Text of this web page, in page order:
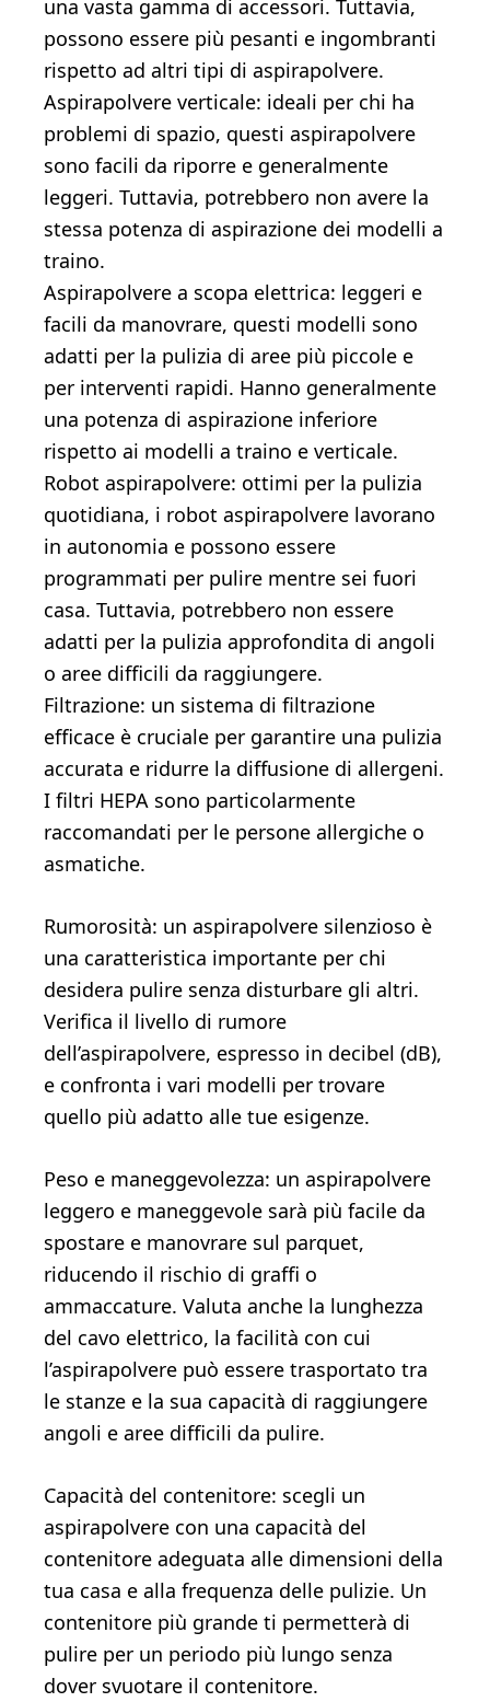
una vasta gamma di accessori. Tuttavia,
possono essere più pesanti e ingombranti
rispetto ad altri tipi di aspirapolvere.
Aspirapolvere verticale: ideali per chi ha
problemi di spazio, questi aspirapolvere
sono facili da riporre e generalmente
leggeri. Tuttavia, potrebbero non avere la
stessa potenza di aspirazione dei modelli a
traino.
Aspirapolvere a scopa elettrica: leggeri e
facili da manovrare, questi modelli sono
adatti per la pulizia di aree più piccole e
per interventi rapidi. Hanno generalmente
una potenza di aspirazione inferiore
rispetto ai modelli a traino e verticale.
Robot aspirapolvere: ottimi per la pulizia
quotidiana, i robot aspirapolvere lavorano
in autonomia e possono essere
programmati per pulire mentre sei fuori
casa. Tuttavia, potrebbero non essere
adatti per la pulizia approfondita di angoli
o aree difficili da raggiungere.
Filtrazione: un sistema di filtrazione
efficace è cruciale per garantire una pulizia
accurata e ridurre la diffusione di allergeni.
I filtri HEPA sono particolarmente
raccomandati per le persone allergiche o
asmatiche.
Rumorosità: un aspirapolvere silenzioso è
una caratteristica importante per chi
desidera pulire senza disturbare gli altri.
Verifica il livello di rumore
dell’aspirapolvere, espresso in decibel (dB),
e confronta i vari modelli per trovare
quello più adatto alle tue esigenze.
Peso e maneggevolezza: un aspirapolvere
leggero e maneggevole sarà più facile da
spostare e manovrare sul parquet,
riducendo il rischio di graffi o
ammaccature. Valuta anche la lunghezza
del cavo elettrico, la facilità con cui
l’aspirapolvere può essere trasportato tra
le stanze e la sua capacità di raggiungere
angoli e aree difficili da pulire.
Capacità del contenitore: scegli un
aspirapolvere con una capacità del
contenitore adeguata alle dimensioni della
tua casa e alla frequenza delle pulizie. Un
contenitore più grande ti permetterà di
pulire per un periodo più lungo senza
dover svuotare il contenitore.